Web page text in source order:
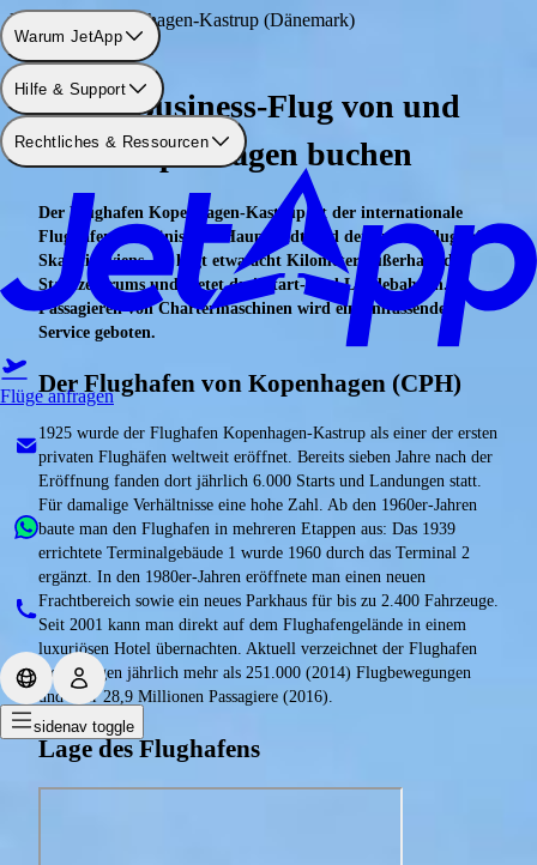
Warum JetApp
Hilfe & Support
Rechtliches & Ressourcen
Flüge anfragen
sidenav toggle
Flughafen: Kopenhagen-Kastrup (Dänemark)
Einen Business-Flug von und
nach Kopenhagen buchen
Der Flughafen Kopenhagen-Kastrup ist der internationale
Flughafen der dänischen Hauptstadt und der größte Flughafen
Skandinaviens. Er liegt etwa acht Kilometer außerhalb des
Stadtzentrums und bietet drei Start- und Landebahnen.
Passagieren von Chartermaschinen wird ein umfassender
Service geboten.
Der Flughafen von Kopenhagen (CPH)
1925 wurde der Flughafen Kopenhagen-Kastrup als einer der ersten
privaten Flughäfen weltweit eröffnet. Bereits sieben Jahre nach der
Eröffnung fanden dort jährlich 6.000 Starts und Landungen statt.
Für damalige Verhältnisse eine hohe Zahl. Ab den 1960er-Jahren
baute man den Flughafen in mehreren Etappen aus: Das 1939
errichtete Terminalgebäude 1 wurde 1960 durch das Terminal 2
ergänzt. In den 1980er-Jahren eröffnete man einen neuen
Frachtbereich sowie ein neues Parkhaus für bis zu 2.400 Fahrzeuge.
Seit 2001 kann man direkt auf dem Flughafengelände in einem
luxuriösen Hotel übernachten. Aktuell verzeichnet der Flughafen
Kopenhagen jährlich mehr als 251.000 (2014) Flugbewegungen
und über 28,9 Millionen Passagiere (2016).
Lage des Flughafens